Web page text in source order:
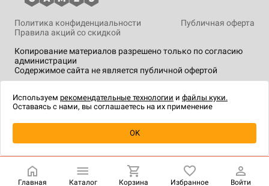
Уведомить о наличии
Копирование материалов разрешено только по согласию
администрации
Содержимое сайта не является публичной офертой
Политика конфиденциальности
Публичная оферта
Правила акций со скидкой
технологии.
Главная Каталог Корзина Избранное Войти
Используем рекомендательные технологии и файлы куки.
Оставаясь с нами, вы соглашаетесь на их применение
OK